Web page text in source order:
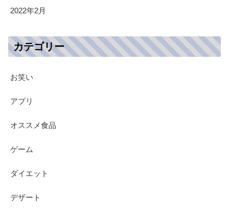
2022年2月
カテゴリー
お笑い
アプリ
オススメ食品
ゲーム
ダイエット
デザート